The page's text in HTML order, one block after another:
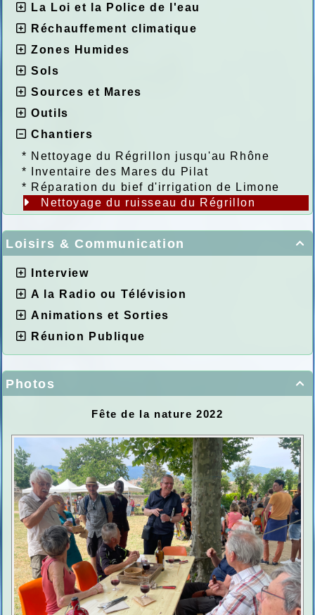
La Loi et la Police de l'eau
Réchauffement climatique
Zones Humides
Sols
Sources et Mares
Outils
Chantiers
* Nettoyage du Régrillon jusqu'au Rhône
*
Inventaire des Mares du Pilat
* Réparation du bief d'irrigation de Limone
Nettoyage du ruisseau du Régrillon

Loisirs & Communication
Interview
A la Radio ou Télévision
Animations et Sorties
Réunion Publique

Photos
Fête de la nature 2022